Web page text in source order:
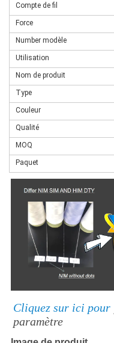
Compte de fil
Force
Number modèle
Utilisation
Nom de produit
Type
Couleur
Qualité
MOQ
Paquet
Cliquez sur ici pour
paramètre